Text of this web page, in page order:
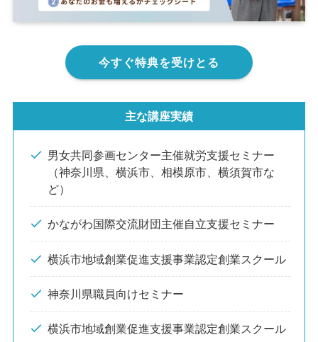
今すぐ特典を受けとる
主な講座実績
男女共同参画センター主催就労支援セミナー
（神奈川県、横浜市、相模原市、横須賀市な
ど）
かながわ国際交流財団主催自立支援セミナー
横浜市地域創業促進支援事業認定創業スクール
神奈川県職員向けセミナー
横浜市地域創業促進支援事業認定創業スクール